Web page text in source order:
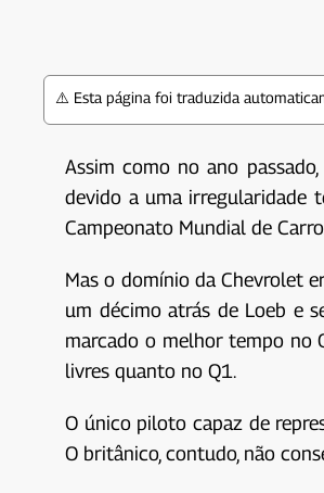
⚠️ Esta página foi traduzida
Assim como no ano
devido a uma irregularidade
Campeonato Mundial de
Mas o domínio da Chevrolet
um décimo atrás de Loeb e
marcado o melhor tempo no
livres quanto no Q1.
O único piloto capaz de
O britânico, contudo, não